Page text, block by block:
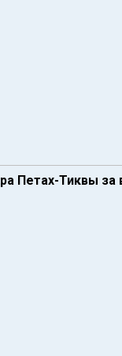
Петах-Тиквы за